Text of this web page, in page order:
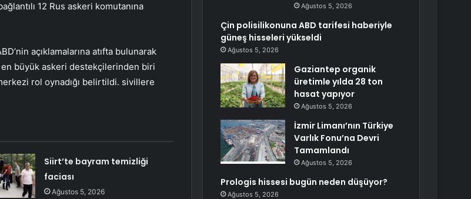
12 Rus askeri komutanına
açıklamalarına atıfta bulunarak
en büyük askeri destekçilerinden biri
rol oynadığı belirtildi. sivillere
Siirt’te bayram temizliği
faciası
Ağustos 5, 2026
Ağustos 5, 2026
Çin polisilikonuna ABD tarifesi haberiyle
güneş hisseleri yükseldi
Ağustos 5, 2026
Gaziantep organik
üretimle yılda 28 ton
hasat yapıyor
Ağustos 5, 2026
İzmir Limanı’nın Türkiye
Varlık Fonu’na Devri
Tamamlandı
Ağustos 5, 2026
Prologis hissesi bugün neden düşüyor?
Ağustos 5, 2026